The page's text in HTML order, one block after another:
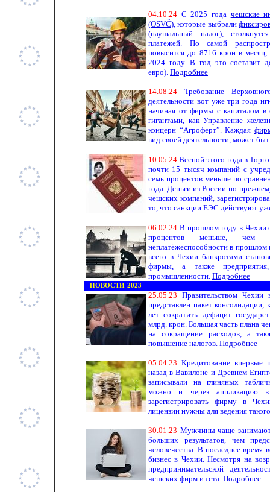
04. 10 24 С 2025 года чешские
(OSVČ) , которые выбрали
(паушальный налог),
платежей. По самой
повысится до 8716 крон в
2024 году. В год это составит
евро). Подробнее
14 08 24
Требование
деятельности вот уже три года
начиная от фирмы с капиталом в
гигантами, как Управление
концерн “Агроферт”. Каждая
вид своей деятельности, может
1 0 05 24Весной этого года в
почти 15 тысяч компаний с
семь процентов меньше по
года. Деньги из России по-
чешских компаний,
то, что санкции ЕЭС действуют
06 02 24 В прошлом году в Чехии
процентов меньше,
неплатёжеспособности в
всего в Чехии банкротами
фирмы, а также
промышленности. Подробнее
НОВОСТИ-2023
25. 05 23 Правительством
представлен пакет
лет сократить дефицит
млрд. крон. Большая часть плана
на сокращение расходов, а
повышение налогов. Подробнее
05 04. 23 Кредитование впервые
назад в Вавилоне и Древнем
записывали на глиняных
можно и через аппликацию
зарегистрировать фирму в
лицензии нужны для ведения
30 01 23 Мужчины чаще
больших результатов, чем
человечества. В последнее
бизнес в Чехии. Несмотря на
предпринимательской
чешских фирм из ста. Подробнее